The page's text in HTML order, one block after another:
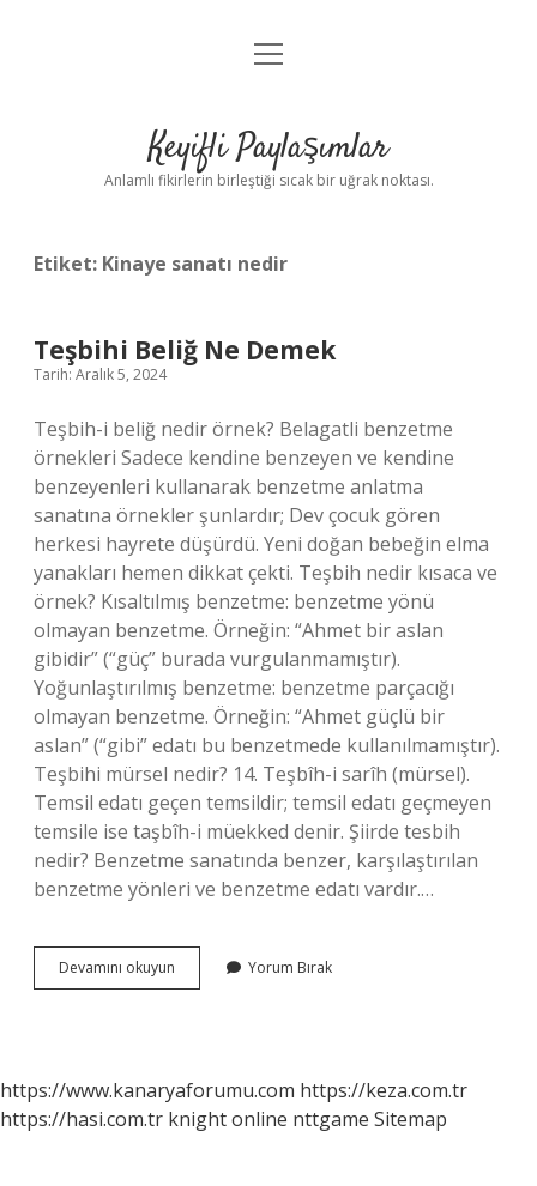
Anasayfa
Yasal Uyarı
menüyü
Keyifli Paylaşımlar
Anlamlı fikirlerin birleştiği sıcak bir uğrak noktası.
Etiket: Kinaye sanatı nedir
Teşbihi Beliğ Ne Demek
Tarih: Aralık 5, 2024
Teşbih-i beliğ nedir örnek? Belagatli benzetme
örnekleri Sadece kendine benzeyen ve kendine
benzeyenleri kullanarak benzetme anlatma
sanatına örnekler şunlardır; Dev çocuk gören
herkesi hayrete düşürdü. Yeni doğan bebeğin elma
yanakları hemen dikkat çekti. Teşbih nedir kısaca ve
örnek? Kısaltılmış benzetme: benzetme yönü
olmayan benzetme. Örneğin: “Ahmet bir aslan
gibidir” (“güç” burada vurgulanmamıştır).
Yoğunlaştırılmış benzetme: benzetme parçacığı
olmayan benzetme. Örneğin: “Ahmet güçlü bir
aslan” (“gibi” edatı bu benzetmede kullanılmamıştır).
Teşbihi mürsel nedir? 14. Teşbîh-i sarîh (mürsel).
Temsil edatı geçen temsildir; temsil edatı geçmeyen
temsile ise taşbîh-i müekked denir. Şiirde tesbih
nedir? Benzetme sanatında benzer, karşılaştırılan
benzetme yönleri ve benzetme edatı vardır.…
Devamını okuyun
Beliğ
Yorum Bırak
https://www.kanaryaforumu.com https://keza.com.tr
https://hasi.com.tr knight online nttgame Sitemap